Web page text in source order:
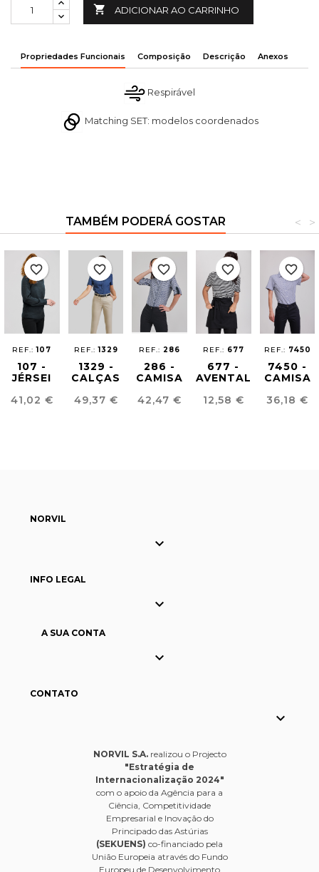
 ADICIONAR AO CARRINHO
Propriedades Funcionais Composição Descrição Anexos
Respirável
Matching SET: modelos coordenados
TAMBÉM PODERÁ GOSTAR >
<
REF.:107
107 -
JÉRSEI
Preço
41,02 €
favorite_border
REF.:1329
1329 -
CALÇAS
SKINNY
Preço
49,37 €
favorite_border
REF.:286
286 -
CAMISA
MULHER
Preço
42,47 €
favorite_border
REF.: 677
677 -
AVENTAL
Preço
12,58 €
favorite_border
REF.: 7450
7450 -
CAMISA
MULHER
Preço
36,18 €
favorite_border
NORVIL

INFO LEGAL

A SUA CONTA

CONTATO

NORVIL S.A.realizou o Projecto
"Estratégia de
Internacionalização 2024"
com o apoio da Agência para a
Ciência, Competitividade
Empresarial e Inovação do
Principado das Astúrias
(SEKUENS) co-financiado pela
União Europeia através do Fundo
Europeu de Desenvolvimento